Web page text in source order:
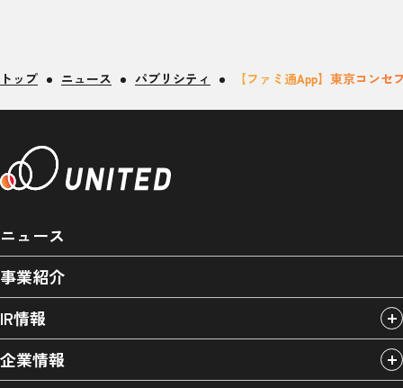
トップ ニュース パブリシティ 【ファミ通App】東京コン
ニュース
事業紹介
IR情報
企業情報